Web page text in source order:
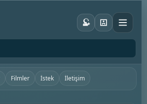
Filmler İstek İletişim